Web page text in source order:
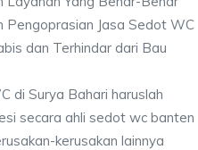
Pengoprasian Jasa Sedot WC
dan Terhindar dari Bau
di Surya Bahari haruslah
secara ahli sedot wc banten
kerusakan lainnya